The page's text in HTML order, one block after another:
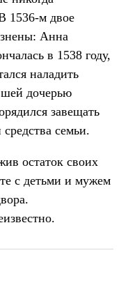
1536-м двое
Анна
в 1538 году,
наладить
дочерью
завещать
семьи.
остаток своих
с детьми и мужем